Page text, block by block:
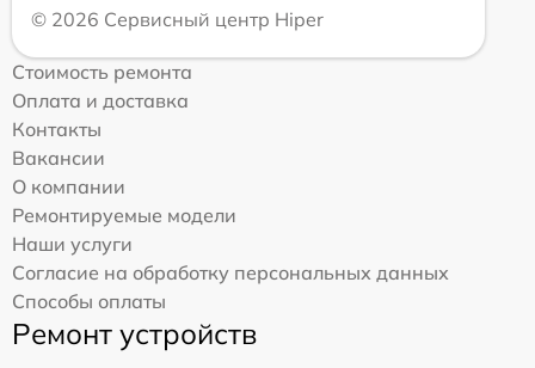
© 2026 Сервисный центр Hiper
Стоимость ремонта
Оплата и доставка
Контакты
Вакансии
О компании
Ремонтируемые модели
Наши услуги
Согласие на обработку персональных данных
Способы оплаты
Ремонт устройств